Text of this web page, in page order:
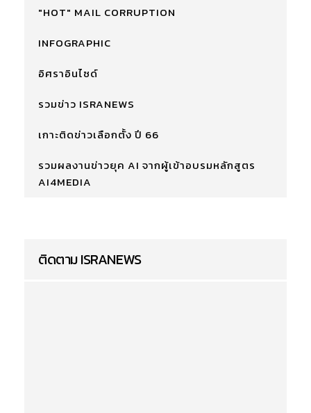
"HOT" MAIL CORRUPTION
INFOGRAPHIC
อิศราอินไซด์
รวมข่าว ISRANEWS
เกาะติดข่าวเลือกตั้ง ปี 66
รวมผลงานข่าวยุค AI จากผู้เข้าอบรมหลักสูตร
AI4MEDIA
ติดตาม ISRANEWS